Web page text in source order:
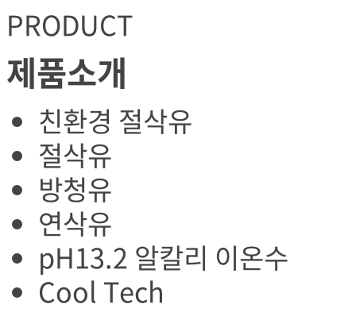
PRODUCT
제품소개
친환경 절삭유
절삭유
방청유
연삭유
pH13.2 알칼리 이온수
Cool Tech